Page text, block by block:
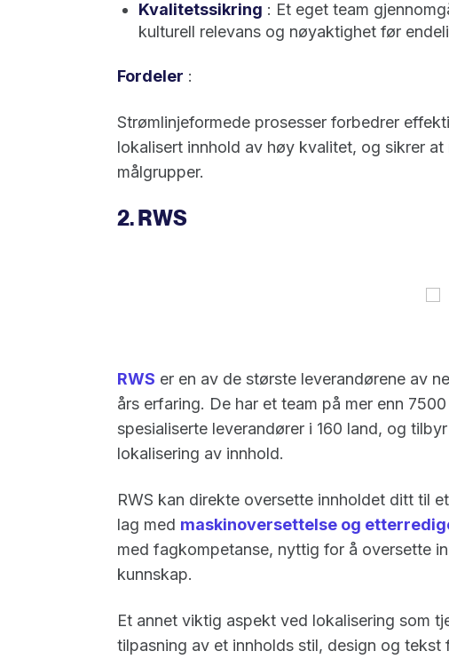
Kvalitetssikring : Et eget team
kulturell relevans og nøyaktighet før
Fordeler :
Strømlinjeformede prosesser forbedrer
lokalisert innhold av høy kvalitet, og sikrer
målgrupper.
2. RWS
RWS er en av de største leverandørene av
års erfaring. De har et team på mer enn
spesialiserte leverandører i 160 land, og
lokalisering av innhold.
RWS kan direkte oversette innholdet ditt til
lag med maskinoversettelse og
med fagkompetanse, nyttig for å oversette
kunnskap.
Et annet viktig aspekt ved lokalisering som
tilpasning av et innholds stil, design og